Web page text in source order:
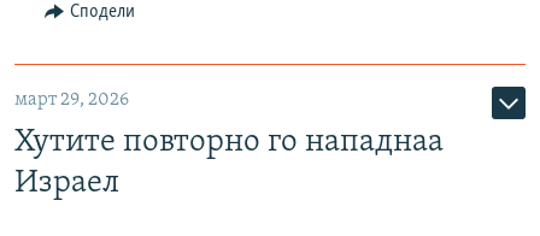
Сподели
март 29, 2026
Хутите повторно го нападнаа
Израел